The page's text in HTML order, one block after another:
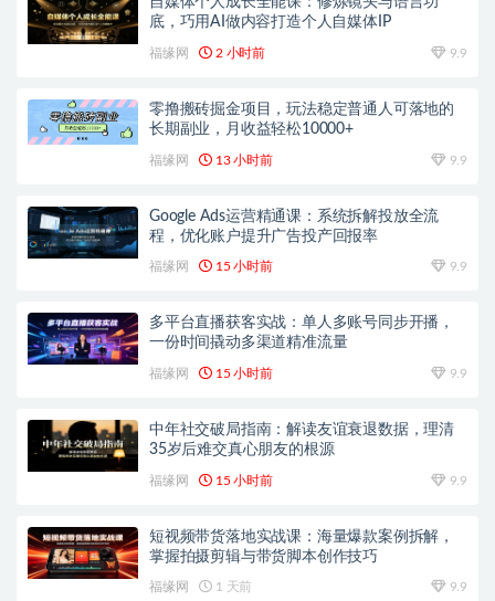
底，巧用AI做内容打造个人自媒体IP
福缘网 2 小时前 9.9
零撸搬砖掘金项目，玩法稳定普通人可落地的
长期副业，月收益轻松10000+
福缘网 13 小时前 9.9
Google Ads运营精通课：系统拆解投放全流
程，优化账户提升广告投产回报率
福缘网 15 小时前 9.9
多平台直播获客实战：单人多账号同步开播，
一份时间撬动多渠道精准流量
福缘网 15 小时前 9.9
中年社交破局指南：解读友谊衰退数据，理清
35岁后难交真心朋友的根源
福缘网 15 小时前 9.9
短视频带货落地实战课：海量爆款案例拆解，
掌握拍摄剪辑与带货脚本创作技巧
福缘网 1 天前 9.9